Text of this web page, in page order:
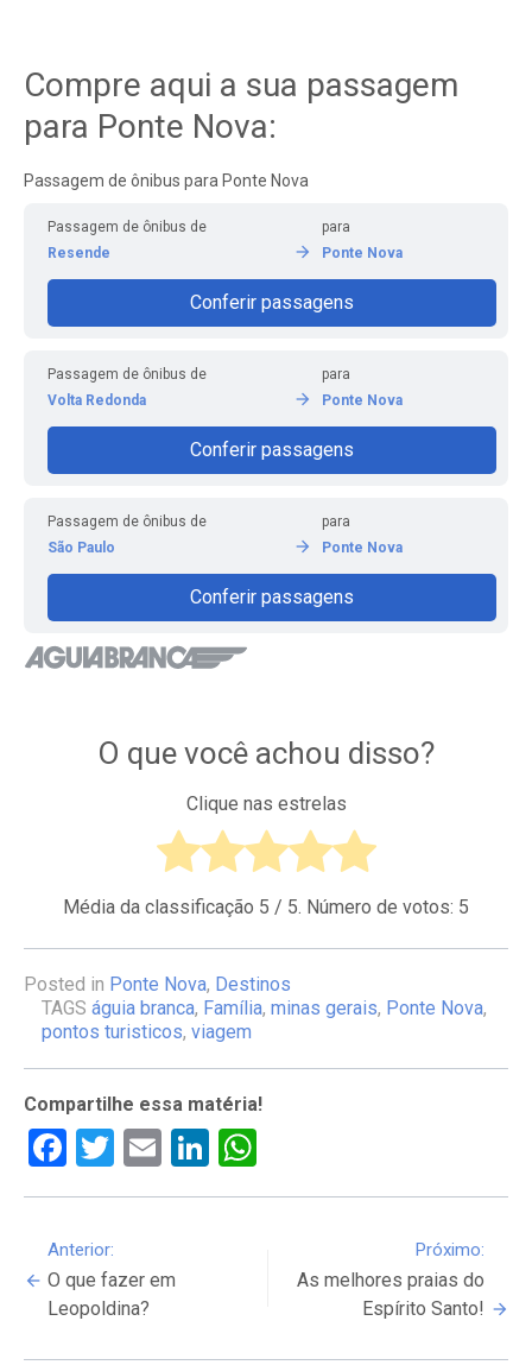
Compre aqui a sua passagem
para Ponte Nova:
Passagem de ônibus para Ponte Nova
Passagem de ônibus de
Resende
para
Ponte Nova
Conferir passagens
Passagem de ônibus de
Volta Redonda
para
Ponte Nova
Conferir passagens
Passagem de ônibus de
São Paulo
para
Ponte Nova
Conferir passagens
O que você achou disso?
Clique nas estrelas
Média da classificação 5 / 5. Número de votos: 5
Posted in Ponte Nova, Destinos
TAGS águia branca, Família, minas gerais, Ponte Nova,
pontos turisticos, viagem
Compartilhe essa matéria!
Facebook
Twitter
EmailLinkedIn
Continue
Reading
Anterior:
O que fazer em
Leopoldina?
Próximo:
As melhores praias do
Espírito Santo!